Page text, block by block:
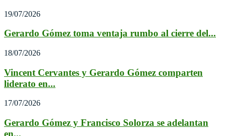
19/07/2026
Gerardo Gómez toma ventaja rumbo al cierre del...
18/07/2026
Vincent Cervantes y Gerardo Gómez comparten
liderato en...
17/07/2026
Gerardo Gómez y Francisco Solorza se adelantan
en...